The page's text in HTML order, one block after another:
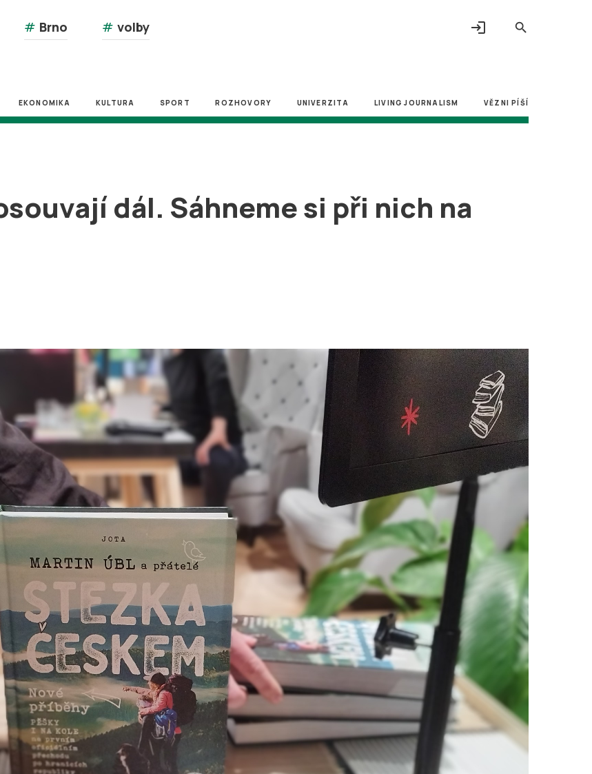
search
# Brno # volby login
EKONOMIKA KULTURA SPORT ROZHOVORY UNIVERZITA LIVING JOURNALISM VĚZNI PÍŠÍ
dál. Sáhneme si při nich na